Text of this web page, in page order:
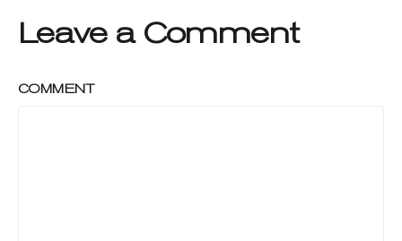
Leave a Comment
COMMENT